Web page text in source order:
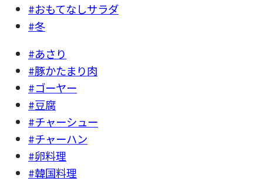
#おもてなしサラダ
#冬
#あさり
#豚かたまり肉
#ゴーヤー
#豆腐
#チャーシュー
#チャーハン
#卵料理
#韓国料理